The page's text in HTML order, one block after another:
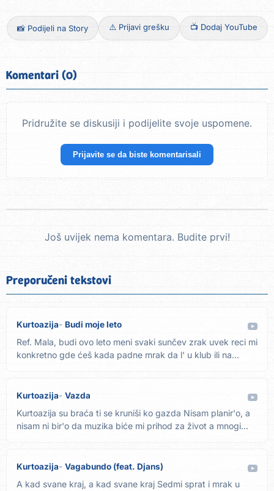
📸 Podijeli na Story ⚠️ Prijavi grešku 📺 Dodaj YouTube
Komentari (0)
Pridružite se diskusiji i podijelite svoje uspomene.
Prijavite se da biste komentarisali
Još uvijek nema komentara. Budite prvi!
Preporučeni tekstovi
Kurtoazija Budi moje leto
Ref. Mala, budi ovo leto meni svaki sunčev zrak uvek reci mi
konkretno gde ćeš kada padne mrak da l' u klub ili na...
Kurtoazija Vazda
Kurtoazija su braća ti se kruniši ko gazda Nisam planir'o, a
nisam ni bir'o da muzika biće mi prihod za život a mnogi...
Kurtoazija Vagabundo (feat. Djans)
A kad svane kraj, a kad svane kraj Sedmi sprat i mrak u